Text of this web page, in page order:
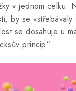
v jednom
by se
se dosahuje u
princip“.